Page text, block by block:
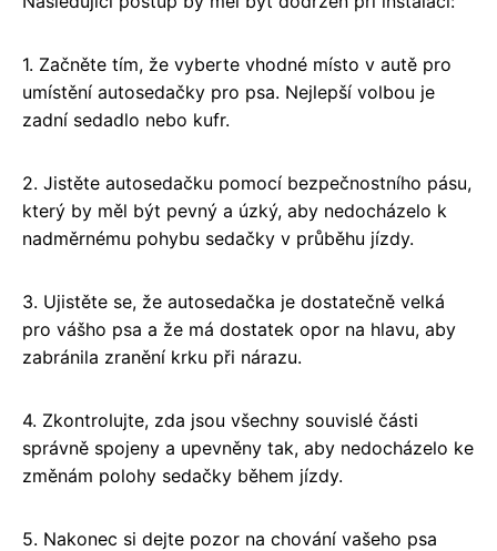
1. Začněte tím, že vyberte vhodné místo v autě pro
umístění autosedačky pro psa. Nejlepší volbou je
zadní sedadlo nebo kufr.
2. Jistěte autosedačku pomocí bezpečnostního pásu,
který by měl být pevný a úzký, aby nedocházelo k
nadměrnému pohybu sedačky v průběhu jízdy.
3. Ujistěte se, že autosedačka je dostatečně velká
pro vášho psa a že má dostatek opor na hlavu, aby
zabránila zranění krku při nárazu.
4. Zkontrolujte, zda jsou všechny souvislé části
správně spojeny a upevněny tak, aby nedocházelo ke
změnám polohy sedačky během jízdy.
5. Nakonec si dejte pozor na chování vašeho psa